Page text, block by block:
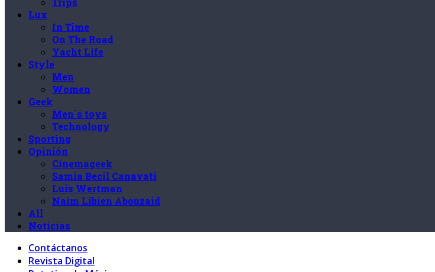
Lux
In Time
On The Road
Yacht Life
Style
Men
Women
Geek
Men´s toys
Technology
Sporting
Opinión
Cinemageek
Samia Becil Canavati
Luis Wertman
Naim Libien Abouzaid
All
Noticias
Contáctanos
Revista Digital